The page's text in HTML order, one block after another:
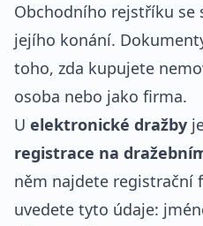
Obchodního rejstříku
jejího konání.
toho, zda kupujete
osoba nebo jako firma.
U elektronické dražby
registrace na
něm najdete registrační
uvedete tyto údaje: